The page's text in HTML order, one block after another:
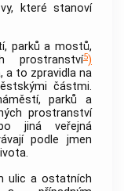
které stanoví
parků a mostů,
prostranství5)
, a to zpravidla na
částmi.
parků a
prostranství
jiná veřejná
podle jmen
ulic a ostatních